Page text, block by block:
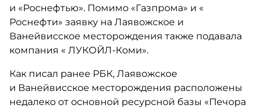
и «Роснефтью». Помимо «Газпрома» и «
Роснефти» заявку на Лаявожское и
Ванейвисское месторождения также подавала
компания « ЛУКОЙЛ-Коми».
Как писал ранее РБК, Лаявожское
и Ванейвисское месторождения расположены
недалеко от основной ресурсной базы «Печора